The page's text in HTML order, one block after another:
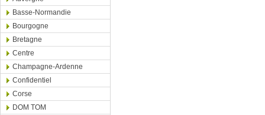
Basse-Normandie
Bourgogne
Bretagne
Centre
Champagne-Ardenne
Confidentiel
Corse
DOM TOM